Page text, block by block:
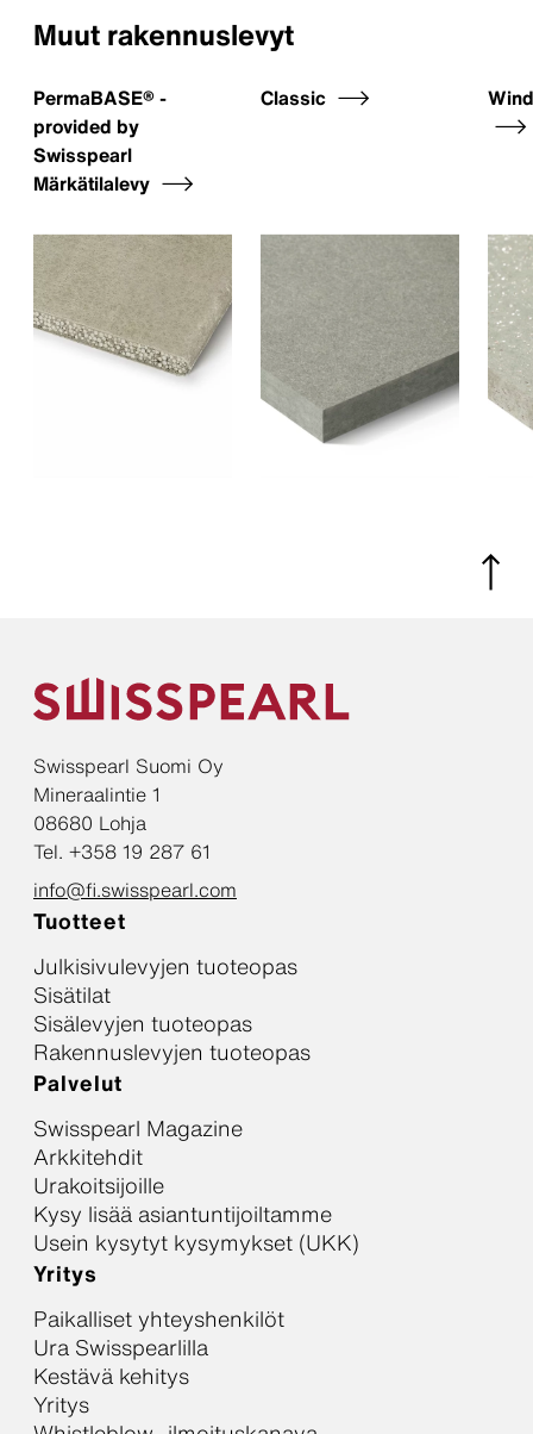
Muut rakennuslevyt
PermaBASE® -
provided by
Swisspearl
Märkätilalevy
Classic
Swisspearl Suomi Oy
Mineraalintie 1
08680 Lohja
Tel. +358 19 287 61
info@fi.swisspearl.com
Tuotteet
Julkisivulevyjen tuoteopas
Sisätilat
Sisälevyjen tuoteopas
Rakennuslevyjen tuoteopas
Palvelut
Swisspearl Magazine
Arkkitehdit
Urakoitsijoille
Kysy lisää asiantuntijoiltamme
Usein kysytyt kysymykset (UKK)
Yritys
Paikalliset yhteyshenkilöt
Ura Swisspearlilla
Kestävä kehitys
Yritys